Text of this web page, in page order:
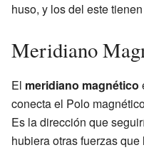
huso, y los del este
Meridiano
El meridiano magnético
conecta el Polo
Es la dirección que
hubiera otras fuerzas